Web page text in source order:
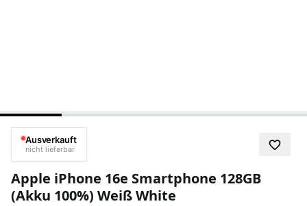
Ausverkauft
nicht lieferbar
Apple iPhone 16e Smartphone 128GB
(Akku 100%) Weiß White